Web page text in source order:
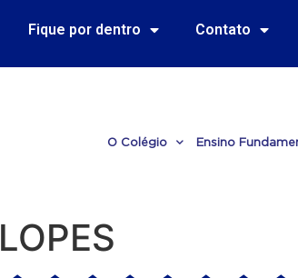
Fique por dentro Contato
O Colégio Ensino